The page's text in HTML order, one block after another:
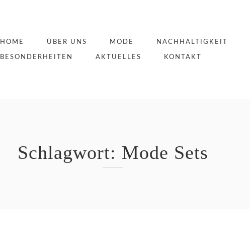
HOME ÜBER UNS MODE NACHHALTIGKEIT
BESONDERHEITEN AKTUELLES KONTAKT
Schlagwort: Mode Sets